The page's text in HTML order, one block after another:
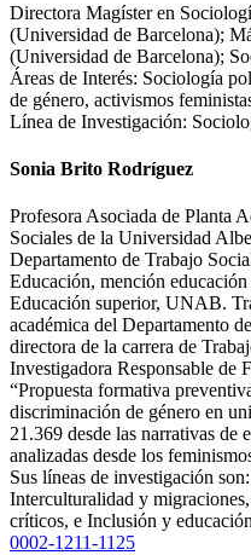
Directora Magíster en
(Universidad de Barcelona);
(Universidad de Barcelona);
Áreas de Interés: Sociología
de género, activismos
Línea de Investigación:
Sonia Brito Rodríguez
Profesora Asociada de Planta
Sociales de la Universidad
Departamento de Trabajo
Educación, mención
Educación superior, UNAB.
académica del Departamento
directora de la carrera de
Investigadora Responsable de
“Propuesta formativa
discriminación de género en
21.369 desde las narrativas de
analizadas desde los
Sus líneas de investigación
Interculturalidad y
críticos, e Inclusión y
0002-1211-1125